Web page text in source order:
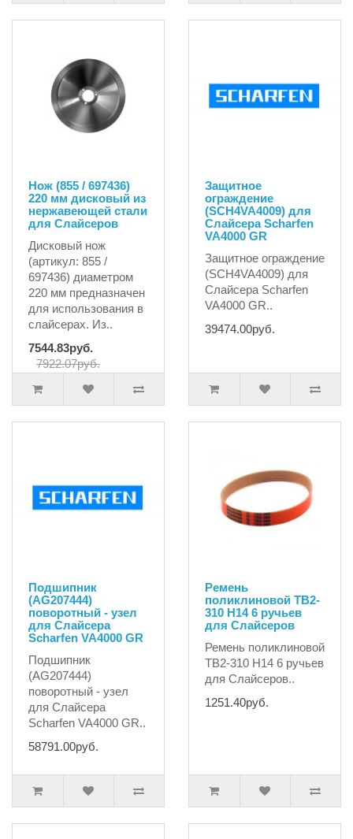
Нож (855 / 697436)
220 мм дисковый из
нержавеющей стали
для Слайсеров
Дисковый нож
(артикул: 855 /
697436) диаметром
220 мм предназначен
для использования в
слайсерах. Из..
7544.83руб.
7922.07руб.
Защитное
ограждение
(SCH4VA4009) для
Слайсера Scharfen
VA4000 GR
Защитное ограждение
(SCH4VA4009) для
Слайсера Scharfen
VA4000 GR..
39474.00руб.
Подшипник
(AG207444)
поворотный - узел
для Слайсера
Scharfen VA4000 GR
Подшипник
(AG207444)
поворотный - узел
для Слайсера
Scharfen VA4000 GR..
58791.00руб.
Ремень
поликлиновой TB2-
310 H14 6 ручьев
для Слайсеров
Ремень поликлиновой
TB2-310 H14 6 ручьев
для Слайсеров..
1251.40руб.